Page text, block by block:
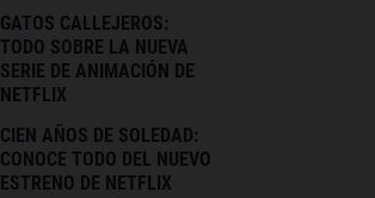
GATOS CALLEJEROS:
TODO SOBRE LA NUEVA
SERIE DE ANIMACIÓN DE
NETFLIX
CIEN AÑOS DE SOLEDAD:
CONOCE TODO DEL NUEVO
ESTRENO DE NETFLIX